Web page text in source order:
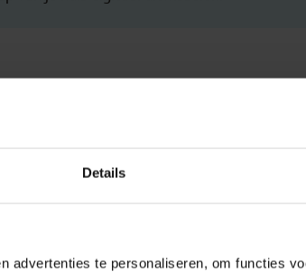
Details
advertenties te personaliseren, om functies
vastgoed.